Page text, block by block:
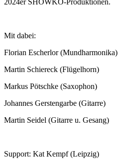
Mit dabei:
Florian Escherlor (Mundharmonika)
Martin Schiereck (Flügelhorn)
Markus Pötschke (Saxophon)
Johannes Gerstengarbe (Gitarre)
Martin Seidel (Gitarre u. Gesang)
Support: Kat Kempf (Leipzig)